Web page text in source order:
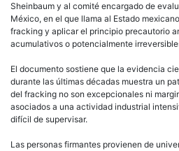
Sheinbaum y al comité encargado de
México, en el que llama al Estado
fracking y aplicar el principio precautorio
acumulativos o potencialmente
El documento sostiene que la evidencia
durante las últimas décadas muestra un
del fracking no son excepcionales ni
asociados a una actividad industrial
difícil de supervisar.
Las personas firmantes provienen de